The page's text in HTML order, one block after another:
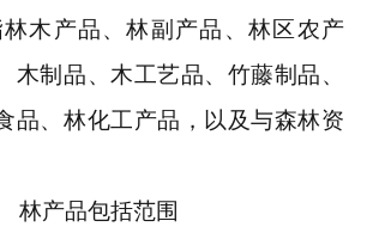
木产品、林副产品、林区农产
木制品、木工艺品、竹藤制品、
品、林化工产品，以及与森林资
林产品包括范围